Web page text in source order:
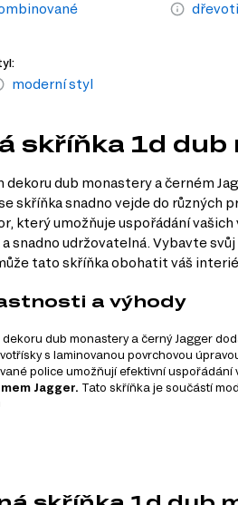
moderní styl
skříňka 1d
dekoru dub monastery a černém
skříňka snadno vejde do
který umožňuje uspořádání
snadno udržovatelná. Vybavte
tato skříňka obohatit váš
a výhody
dub monastery a černý Jagger
s laminovanou povrchovou
police umožňují efektivní
Jagger. Tato skříňka je součástí
Mezi kategorie produktů